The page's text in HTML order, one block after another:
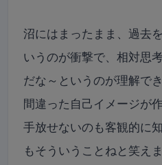
沼にはまったまま、過去
いうのが衝撃で、相対思
だな～というのが理解でき
間違った自己イメージが
手放せないのも客観的に
もそういうことねと笑えま